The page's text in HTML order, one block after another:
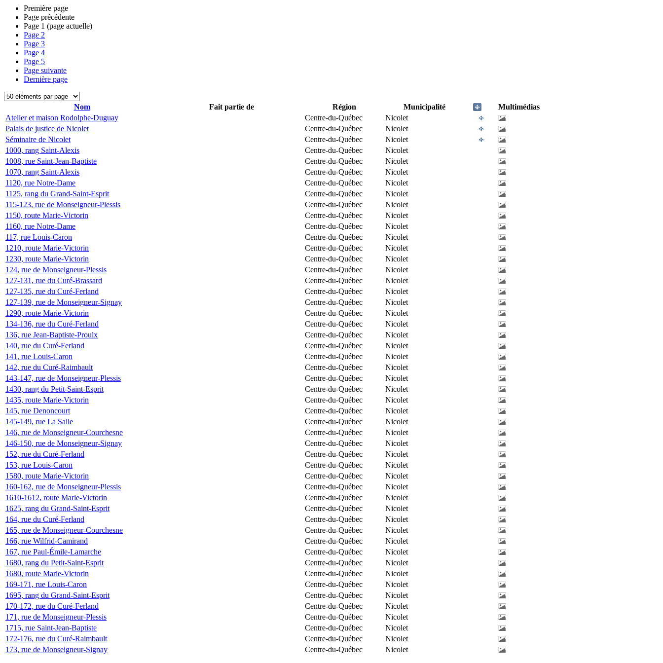
Première page
Page précédente
Page 1 (page actuelle)
Page 2
Page 3
Page 4
Page 5
Page suivante
Dernière page
Nom Fait partie de Région Municipalité
Multimédias
Atelier et maison Rodolphe-Duguay
Centre-du-Québec
Nicolet
Palais de justice de Nicolet
Centre-du-Québec
Nicolet
Séminaire de Nicolet
Centre-du-Québec
Nicolet
1000, rang Saint-Alexis
Centre-du-Québec
Nicolet
1008, rue Saint-Jean-Baptiste
Centre-du-Québec
Nicolet
1070, rang Saint-Alexis
Centre-du-Québec
Nicolet
1120, rue Notre-Dame
Centre-du-Québec
Nicolet
1125, rang du Grand-Saint-Esprit
Centre-du-Québec
Nicolet
115-123, rue de Monseigneur-Plessis
Centre-du-Québec
Nicolet
1150, route Marie-Victorin
Centre-du-Québec
Nicolet
1160, rue Notre-Dame
Centre-du-Québec
Nicolet
117, rue Louis-Caron
Centre-du-Québec
Nicolet
1210, route Marie-Victorin
Centre-du-Québec
Nicolet
1230, route Marie-Victorin
Centre-du-Québec
Nicolet
124, rue de Monseigneur-Plessis
Centre-du-Québec
Nicolet
127-131, rue du Curé-Brassard
Centre-du-Québec
Nicolet
127-135, rue du Curé-Ferland
Centre-du-Québec
Nicolet
127-139, rue de Monseigneur-Signay
Centre-du-Québec
Nicolet
1290, route Marie-Victorin
Centre-du-Québec
Nicolet
134-136, rue du Curé-Ferland
Centre-du-Québec
Nicolet
136, rue Jean-Baptiste-Proulx
Centre-du-Québec
Nicolet
140, rue du Curé-Ferland
Centre-du-Québec
Nicolet
141, rue Louis-Caron
Centre-du-Québec
Nicolet
142, rue du Curé-Raimbault
Centre-du-Québec
Nicolet
143-147, rue de Monseigneur-Plessis
Centre-du-Québec
Nicolet
1430, rang du Petit-Saint-Esprit
Centre-du-Québec
Nicolet
1435, route Marie-Victorin
Centre-du-Québec
Nicolet
145, rue Denoncourt
Centre-du-Québec
Nicolet
145-149, rue La Salle
Centre-du-Québec
Nicolet
146, rue de Monseigneur-Courchesne
Centre-du-Québec
Nicolet
146-150, rue de Monseigneur-Signay
Centre-du-Québec
Nicolet
152, rue du Curé-Ferland
Centre-du-Québec
Nicolet
153, rue Louis-Caron
Centre-du-Québec
Nicolet
1580, route Marie-Victorin
Centre-du-Québec
Nicolet
160-162, rue de Monseigneur-Plessis
Centre-du-Québec
Nicolet
1610-1612, route Marie-Victorin
Centre-du-Québec
Nicolet
1625, rang du Grand-Saint-Esprit
Centre-du-Québec
Nicolet
164, rue du Curé-Ferland
Centre-du-Québec
Nicolet
165, rue de Monseigneur-Courchesne
Centre-du-Québec
Nicolet
166, rue Wilfrid-Camirand
Centre-du-Québec
Nicolet
167, rue Paul-Émile-Lamarche
Centre-du-Québec
Nicolet
1680, rang du Petit-Saint-Esprit
Centre-du-Québec
Nicolet
1680, route Marie-Victorin
Centre-du-Québec
Nicolet
169-171, rue Louis-Caron
Centre-du-Québec
Nicolet
1695, rang du Grand-Saint-Esprit
Centre-du-Québec
Nicolet
170-172, rue du Curé-Ferland
Centre-du-Québec
Nicolet
171, rue de Monseigneur-Plessis
Centre-du-Québec
Nicolet
1715, rue Saint-Jean-Baptiste
Centre-du-Québec
Nicolet
172-176, rue du Curé-Raimbault
Centre-du-Québec
Nicolet
173, rue de Monseigneur-Signay
Centre-du-Québec Nicolet